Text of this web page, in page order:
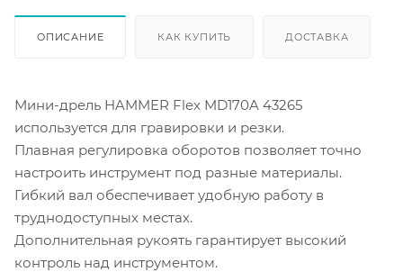
ОПИСАНИЕ КАК КУПИТЬ ДОСТАВКА
Мини-дрель HAMMER Flex MD170A 43265
используется для гравировки и резки.
Плавная регулировка оборотов позволяет точно
настроить инструмент под разные материалы.
Гибкий вал обеспечивает удобную работу в
труднодоступных местах.
Дополнительная рукоять гарантирует высокий
контроль над инструментом.